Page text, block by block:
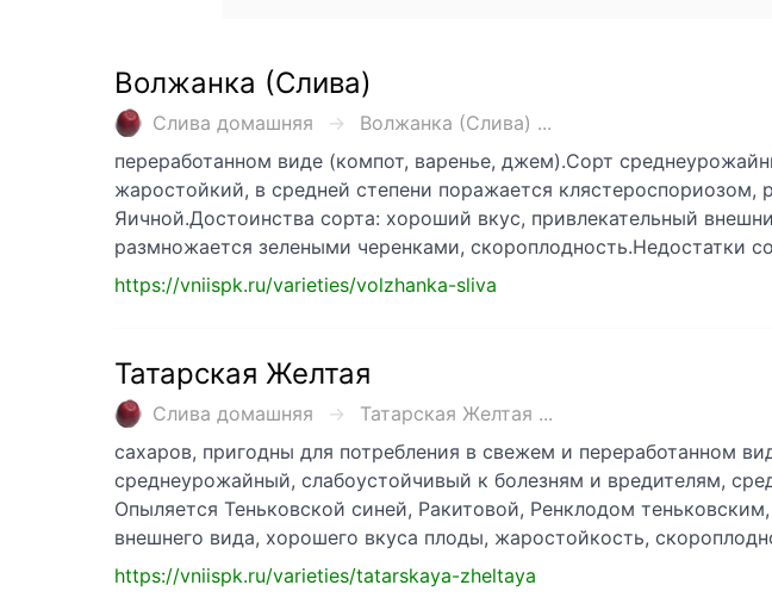
Волжанка (Слива)
Слива домашняя
Волжанка (Слива) ...
переработанном виде (компот, варенье, джем).Сорт
жаростойкий, в средней степени поражается клястероспориозом,
Яичной.Достоинства сорта: хороший вкус, привлекательный
размножается зелеными черенками, скороплодность.Недостатки
https://vniispk.ru/varieties/volzhanka-sliva
Татарская Желтая
Слива домашняя
Татарская Желтая ...
сахаров, пригодны для потребления в свежем и переработанном
среднеурожайный, слабоустойчивый к болезням и вредителям,
Опыляется Теньковской синей, Ракитовой, Ренклодом
внешнего вида, хорошего вкуса плоды, жаростойкость,
https://vniispk.ru/varieties/tatarskaya-zheltaya